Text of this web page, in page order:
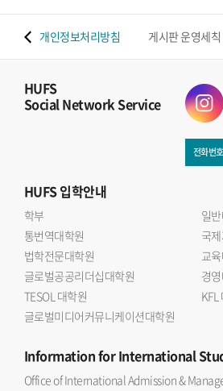
개인정보처리방침 게시판 운영세칙
HUFS
Social Network Service
전화번
HUFS입학안내
학부
일
통번역대학원
국
법학전문대학원
교
글로벌공공리더십대학원
경
TESOL 대학원
KFL
글로벌미디어커뮤니케이션대학원
Informationfor International
Office of International Admission &